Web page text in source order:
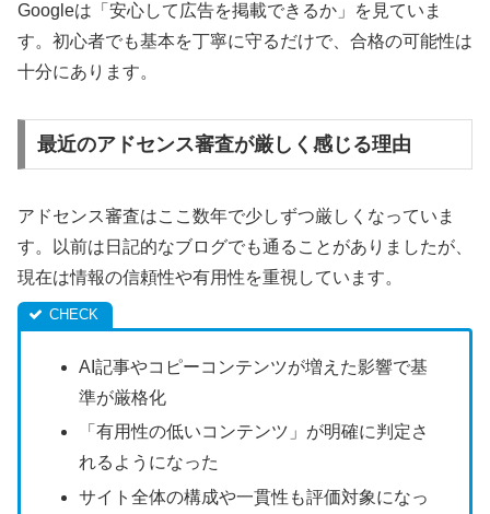
Googleは「安心して広告を掲載できるか」を見ていま
す。初心者でも基本を丁寧に守るだけで、合格の可能性は
十分にあります。
最近のアドセンス審査が厳しく感じる理由
アドセンス審査はここ数年で少しずつ厳しくなっていま
す。以前は日記的なブログでも通ることがありましたが、
現在は情報の信頼性や有用性を重視しています。
AI記事やコピーコンテンツが増えた影響で基
準が厳格化
「有用性の低いコンテンツ」が明確に判定さ
れるようになった
サイト全体の構成や一貫性も評価対象になっ